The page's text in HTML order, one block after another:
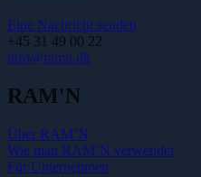
Eine Nachricht senden
+45 31 49 00 22
info@ramn.dk
RAM'N
Über RAM’N
Wie man RAM’N verwendet
Für Unternehmen